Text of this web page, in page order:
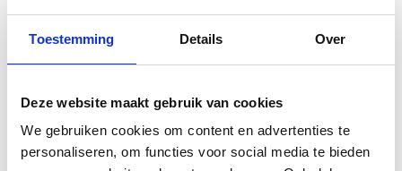
Toestemming Details Over
Deze website maakt gebruik van cookies
We gebruiken cookies om content en advertenties te
personaliseren, om functies voor social media te bieden
geopend en gesloten worden moeten niet
te zwaar zijn om belasting voor het
personeel te voorkomen. Op locaties met
een beperkte ruimte kan een schuifdeur
een betere oplossing zijn dan het gebruik
van scharnierdeuren. Bij Koelcel Vink